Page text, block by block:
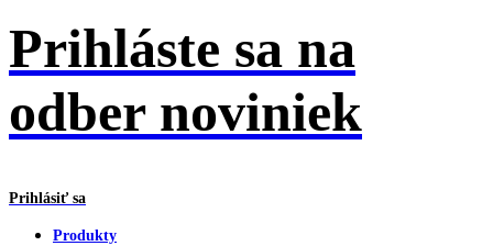
Prihláste sa na
odber noviniek
Prihlásiť sa
Produkty